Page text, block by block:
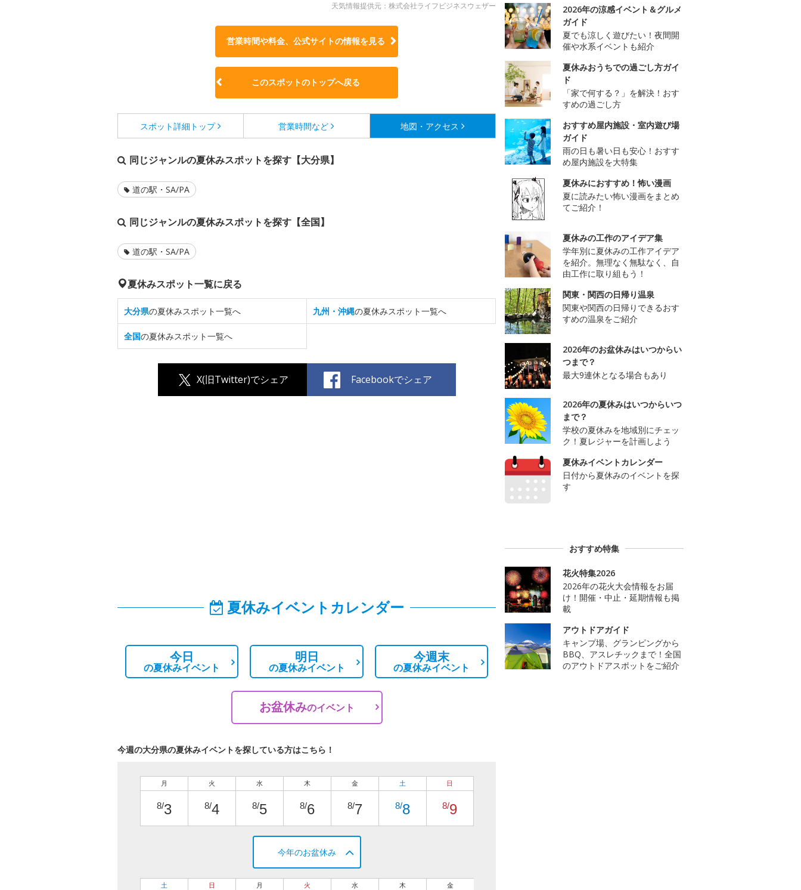
天気情報提供元：株式会社ライフビジネスウェザー
営業時間や料金、公式サイトの情報を見る
このスポットのトップへ戻る
スポット詳細 トップ 営業時間など 地図・アクセス
同じジャンルの夏休みスポットを探す【大分県】
道の駅・SA/PA
同じジャンルの夏休みスポットを探す【全国】
道の駅・SA/PA
夏休みスポット一覧に戻る
大分県の夏休みスポット一覧へ 九州・沖縄の夏休みスポット一覧へ
全国の夏休みスポット一覧へ
X(旧Twitter)でシェア Facebookでシェア
夏休みイベントカレンダー
今日
の夏休みイベント
明日
の夏休みイベント
今週末
の夏休みイベント
お盆休みのイベント
今週の大分県の夏休みイベントを探している方はこちら！
月
8/3
火
8/4
水
8/5
木
8/6
金
8/7
土
8/8
日
8/9
今年のお盆休み
土 日 月 火 水 木 金
2026年の涼感イベント＆グルメ
ガイド
夏でも涼しく遊びたい！夜間開
催や水系イベントも紹介
夏休みおうちでの過ごし方ガイ
ド
「家で何する？」を解決！おす
すめの過ごし方
おすすめ屋内施設・室内遊び場
ガイド
雨の日も暑い日も安心！おすす
め屋内施設を大特集
夏休みにおすすめ！怖い漫画
夏に読みたい怖い漫画をまとめ
てご紹介！
夏休みの工作のアイデア集
学年別に夏休みの工作アイデア
を紹介。無理なく無駄なく、自
由工作に取り組もう！
関東・関西の日帰り温泉
関東や関西の日帰りできるおす
すめの温泉をご紹介
2026年のお盆休みはいつからい
つまで？
最大9連休となる場合もあり
2026年の夏休みはいつからいつ
まで？
学校の夏休みを地域別にチェッ
ク！夏レジャーを計画しよう
夏休みイベントカレンダー
日付から夏休みのイベントを探
す
おすすめ特集
花火特集2026
2026年の花火大会情報をお届
け！開催・中止・延期情報も掲
載
アウトドアガイド
キャンプ場、グランピングから
BBQ、アスレチックまで！全国
のアウトドアスポットをご紹介